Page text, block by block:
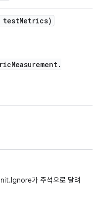
testMetrics)
Measurement.
가 주석으로 달려